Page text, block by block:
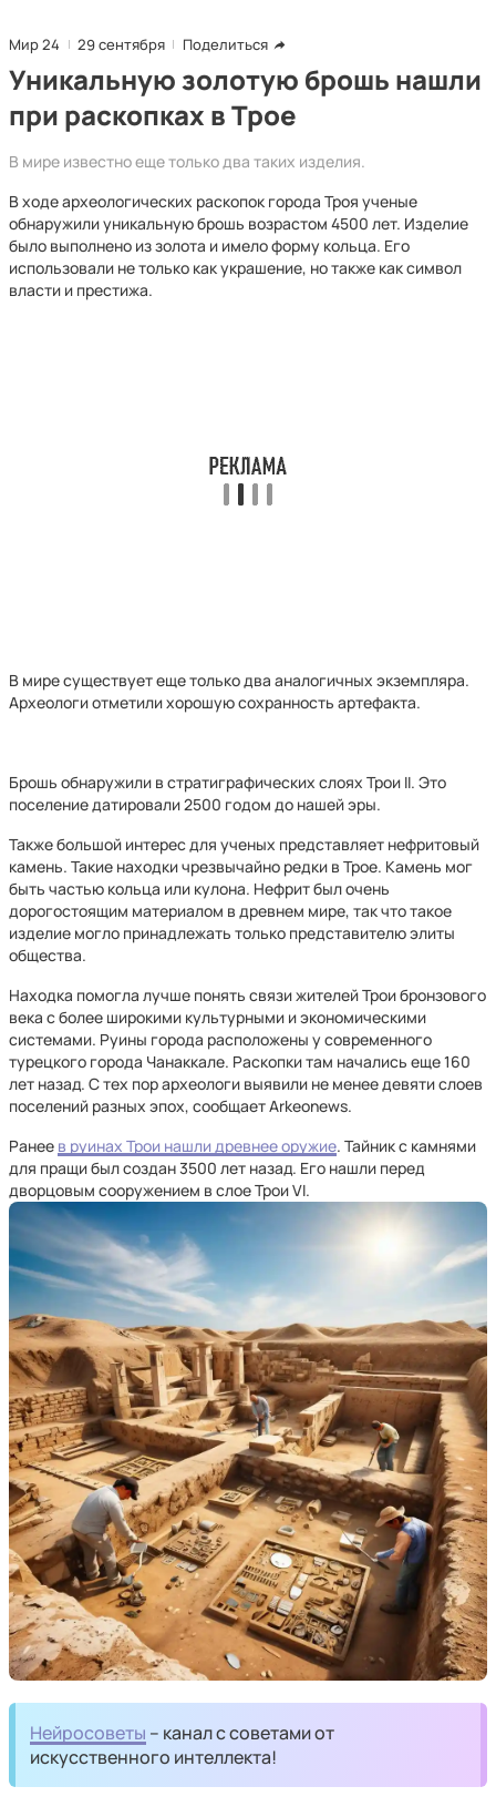
Мир 24 29 сентября Поделиться
Уникальную золотую брошь нашли
при раскопках в Трое
В мире известно еще только два таких изделия.
В ходе археологических раскопок города Троя ученые
обнаружили уникальную брошь возрастом 4500 лет. Изделие
было выполнено из золота и имело форму кольца. Его
использовали не только как украшение, но также как символ
власти и престижа.
В мире существует еще только два аналогичных экземпляра.
Археологи отметили хорошую сохранность артефакта.
Брошь обнаружили в стратиграфических слоях Трои II. Это
поселение датировали 2500 годом до нашей эры.
Также большой интерес для ученых представляет нефритовый
камень. Такие находки чрезвычайно редки в Трое. Камень мог
быть частью кольца или кулона. Нефрит был очень
дорогостоящим материалом в древнем мире, так что такое
изделие могло принадлежать только представителю элиты
общества.
Находка помогла лучше понять связи жителей Трои бронзового
века с более широкими культурными и экономическими
системами. Руины города расположены у современного
турецкого города Чанаккале. Раскопки там начались еще 160
лет назад. С тех пор археологи выявили не менее девяти слоев
поселений разных эпох, сообщает Arkeonews.
Ранее в руинах Трои нашли древнее оружие. Тайник с камнями
для пращи был создан 3500 лет назад. Его нашли перед
дворцовым сооружением в слое Трои VI.
Нейросоветы – канал с советами от
искусственного интеллекта!